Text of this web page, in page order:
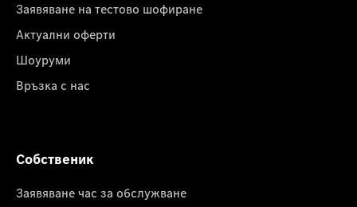
Заявяване на тестово шофиране
Актуални оферти
Шоуруми
Връзка с нас
Собственик
Заявяване час за обслужване